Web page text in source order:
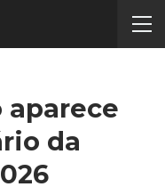
aparece
da